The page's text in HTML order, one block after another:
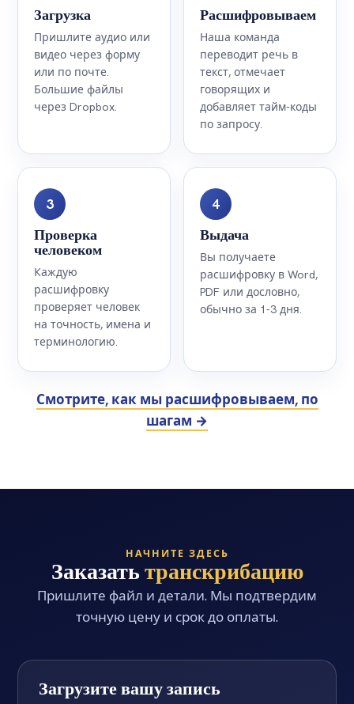
Пришлите аудио или
видео через форму
или по почте.
Большие файлы
через Dropbox.
Наша команда
переводит речь в
текст, отмечает
говорящих и
добавляет тайм-коды
по запросу.
Проверка
человеком
Каждую
расшифровку
проверяет человек
на точность, имена и
терминологию.
Выдача
Вы получаете
расшифровку в Word,
PDF или дословно,
обычно за 1-3 дня.
шагам →
Заказатьтранскрибацию
Пришлите файл и детали. Мы подтвердим
точную цену и срок до оплаты.
Заполните форму и приложите аудио или видео.